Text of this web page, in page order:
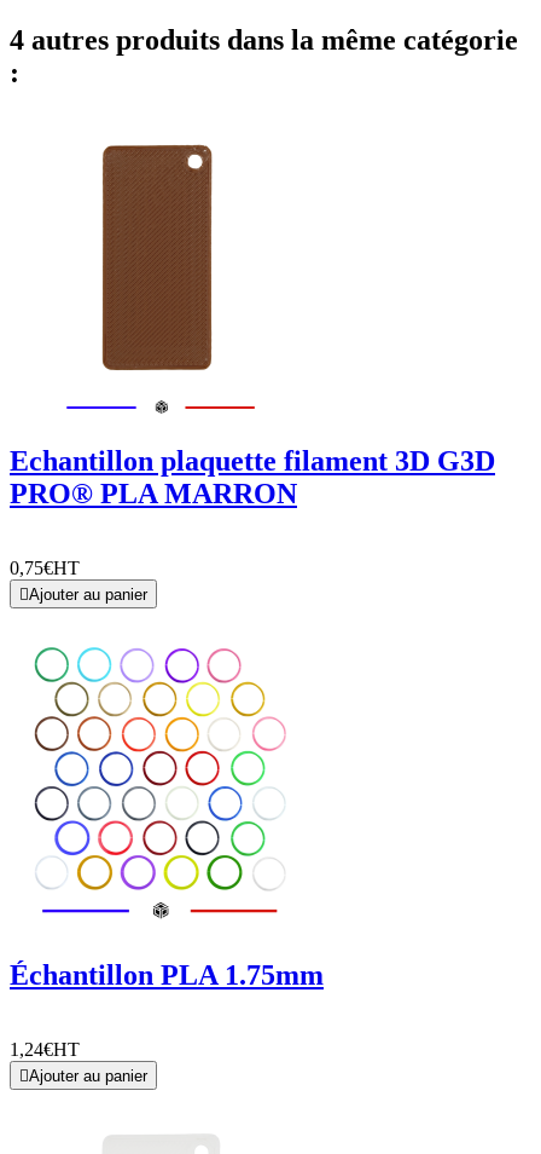
4 autres produits dans la même catégorie
:
Echantillon plaquette filament 3D G3D
PRO® PLA MARRON
0,75€HT
Ajouter au panier
Échantillon PLA 1.75mm
1,24€HT
Ajouter au panier